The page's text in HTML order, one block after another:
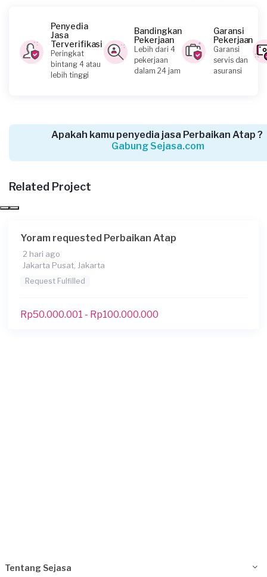
Jakarta Utara, Jakarta
Request Fulfilled
Kurang dari Rp1.000.000
10 hari yang lalu
Jakarta Timur, Jakarta
Kurang dari Rp1.000.000
10 hari yang lalu
Jakarta Selatan, Jakarta
Request Fulfilled
Penyedia
Jasa
Terverifikasi
Peringkat
bintang 4 atau
lebih tinggi
Bandingkan
Pekerjaan
Lebih dari 4
pekerjaan
dalam 24 jam
Garansi
Pekerjaan
Garansi
servis dan
asuransi
Apakah kamu penyedia jasa Perbaikan Atap ?
Gabung Sejasa.com
Related Project
Yoram requested Perbaikan Atap
2 hari ago
Jakarta Pusat, Jakarta
Request Fulfilled
Rp50.000.001 - Rp100.000.000
Tentang Sejasa